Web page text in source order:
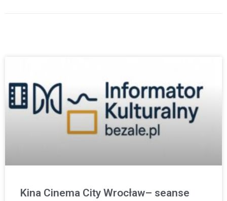
Kina Cinema City Wrocław– seanse